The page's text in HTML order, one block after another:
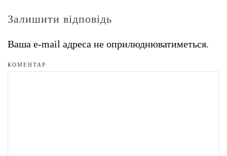
Залишити відповідь
Ваша e-mail адреса не оприлюднюватиметься.
КОМЕНТАР